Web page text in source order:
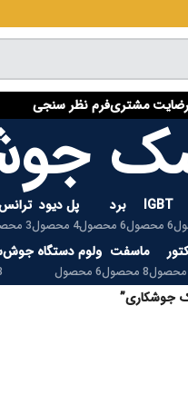
رضایت مشتریفرم نظر سنجی
IGBT
6 محصول
برد
6 محصول
پل دیود
4 محصول 3 محصول
ماسفت
8 محصول
ولوم دستگاه جوش
6 محصول
جوشکاری”